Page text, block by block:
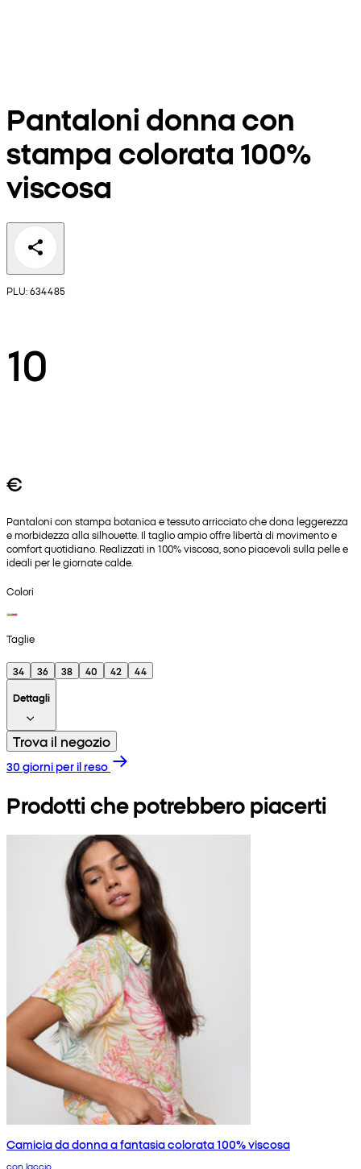
Pantaloni donna con
stampa colorata 100%
viscosa
PLU: 634485
10
€
Pantaloni con stampa botanica e tessuto arricciato che dona leggerezza
e morbidezza alla silhouette. Il taglio ampio offre libertà di movimento e
comfort quotidiano. Realizzati in 100% viscosa, sono piacevoli sulla pelle e
ideali per le giornate calde.
Colori
Taglie
34 36 38 40 42
44
Dettagli
Trova il negozio
30 giorni per il reso
Prodotti che potrebbero piacerti
Camicia da donna a fantasia colorata 100% viscosa
con laccio